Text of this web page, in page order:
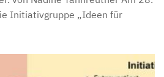
Initiativgruppe „Ideen für